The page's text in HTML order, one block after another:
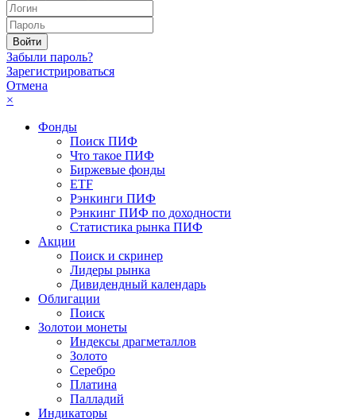
Забыли пароль?
Зарегистрироваться
Отмена
×
Фонды
Поиск ПИФ
Что такое ПИФ
Биржевые фонды
ETF
Рэнкинги ПИФ
Рэнкинг ПИФ по доходности
Статистика рынка ПИФ
Акции
Поиск и скринер
Лидеры рынка
Дивидендный календарь
Облигации
Поиск
Золотои монеты
Индексы драгметаллов
Золото
Серебро
Платина
Палладий
Индикаторы